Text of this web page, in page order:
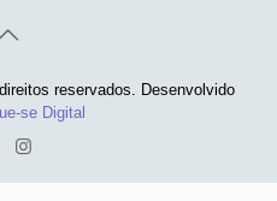
reservados. Desenvolvido
se Digital